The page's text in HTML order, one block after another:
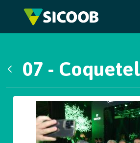
Pular para o Conteúdo principal
07 - Coquetel
Galeria de Mídias